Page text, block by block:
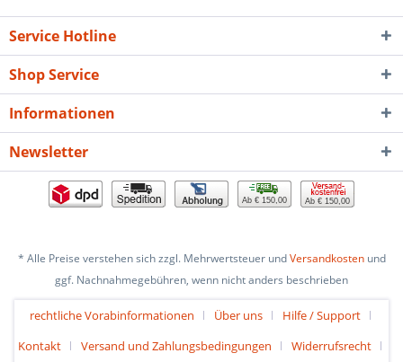
Service Hotline
Shop Service
Informationen
Newsletter
Ab € 150,00 Ab € 150,00
* Alle Preise verstehen sich zzgl. Mehrwertsteuer undVersandkostenund
ggf. Nachnahmegebühren, wenn nicht anders beschrieben
rechtliche Vorabinformationen Über uns
Hilfe / Support
Kontakt
Versand und Zahlungsbedingungen Widerrufsrecht